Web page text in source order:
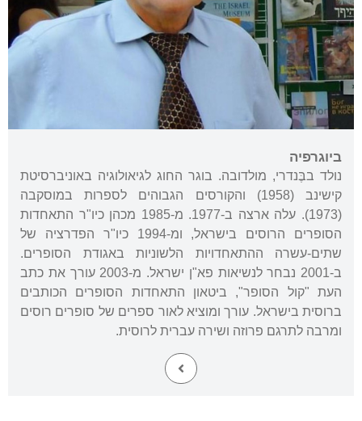
ביוגרפיה
נולד בבֶּנדרי, מולדובה. בוגר החוג לגיאולוגיה באוניברסיטת
קישינב (1958) והקורסים הגבוהים לספרות במוסקבה
(1973). עלה ארצה ב-1977. מ-1985 מכהן כיו"ר התאחדות
הסופרים הרוסים בישראל, ומ-1994 כיו"ר הפדרציה של
שתים-עשרה ההתאחדויות הלשוניות באגודת הסופרים.
ב-2001 נבחר לנשיאות פא"ן ישראל. מ-2003 עורך את כתב
העת "קול הסופר", ביטאון התאחדות הסופרים הכותבים
ברוסית בישראל. עורך ומוציא לאור ספרים של סופרים רוסים
ומרבה לתרגם פרוזה ושירה עברית לרוסית.